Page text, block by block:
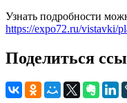
Узнать подробности
https://expo72.ru/vistavki/
Поделиться